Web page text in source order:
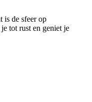
is de sfeer op
tot rust en geniet je